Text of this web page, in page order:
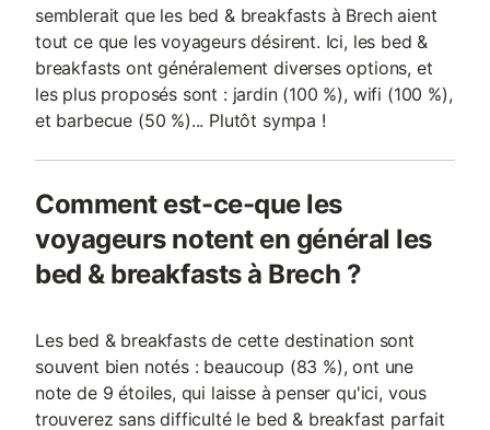
semblerait que les bed & breakfasts à Brech aient
tout ce que les voyageurs désirent. Ici, les bed &
breakfasts ont généralement diverses options, et
les plus proposés sont : jardin (100 %), wifi (100 %),
et barbecue (50 %)... Plutôt sympa !
Comment est-ce-que les
voyageurs notent en général les
bed & breakfasts à Brech ?
Les bed & breakfasts de cette destination sont
souvent bien notés : beaucoup (83 %), ont une
note de 9 étoiles, qui laisse à penser qu'ici, vous
trouverez sans difficulté le bed & breakfast parfait